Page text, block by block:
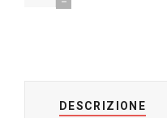
DESCRIZIONE